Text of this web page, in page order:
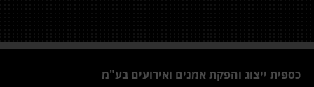
כספית ייצוג והפקת אמנים ואירועים בע"מ